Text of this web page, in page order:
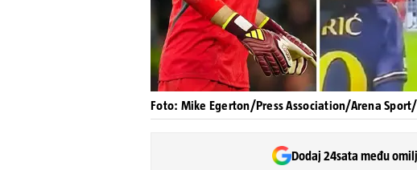
Foto: Mike Egerton/Press Association/Arena
Dodaj 24sata među